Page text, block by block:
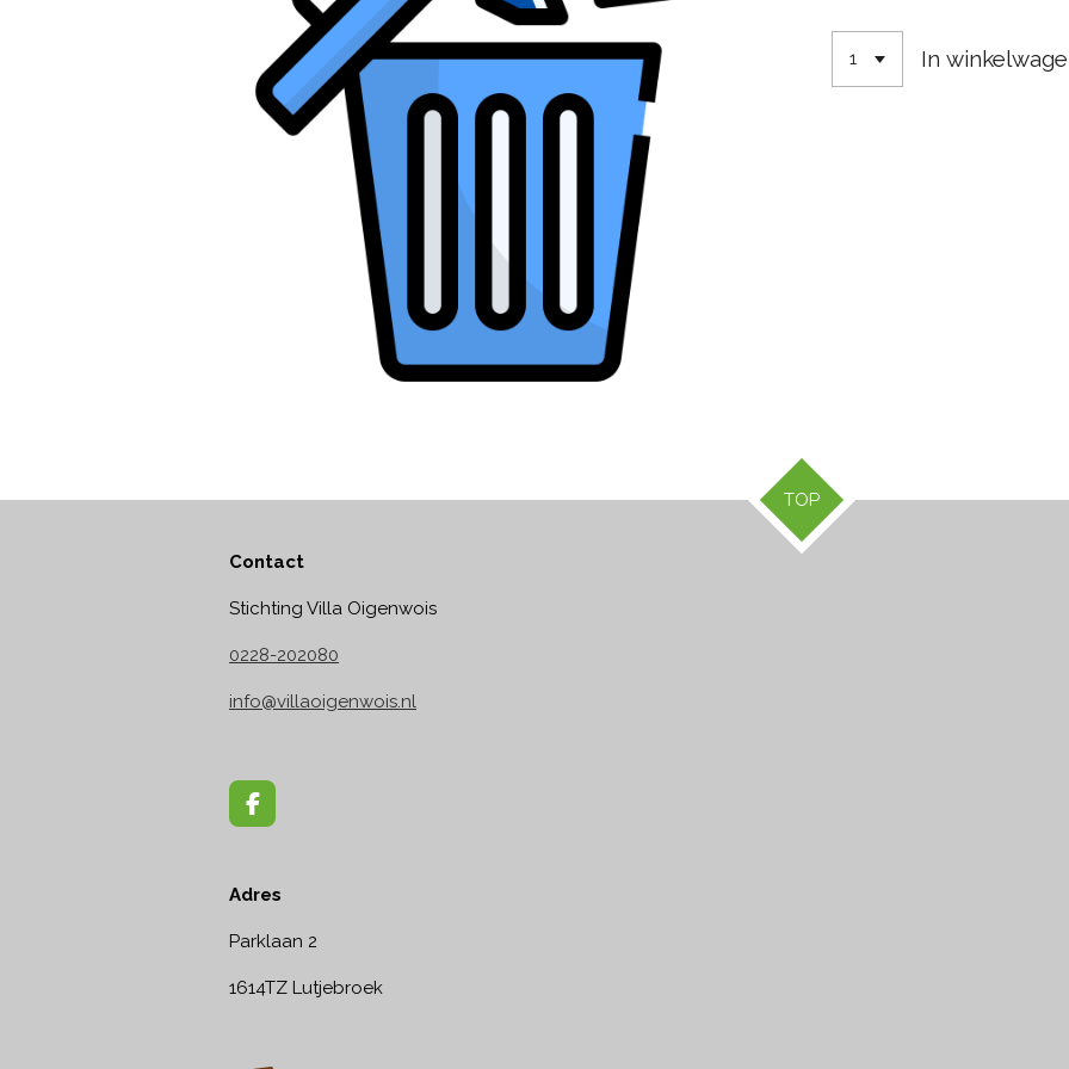
In
TOP
Contact
Stichting Villa Oigenwois
0228-202080
info@villaoigenwois.nl
F
a
b
o
Adres
Parklaan 2
1614TZ Lutjebroek